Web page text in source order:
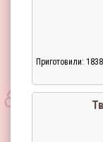
Приготовили: 1838